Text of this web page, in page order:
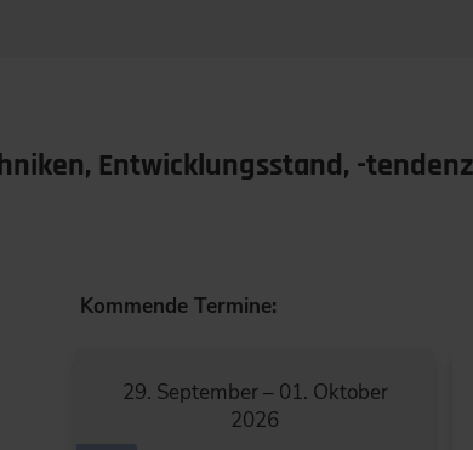
Entwicklungsstand, -
Kommende Termine:
29. September – 01. Oktober
2026